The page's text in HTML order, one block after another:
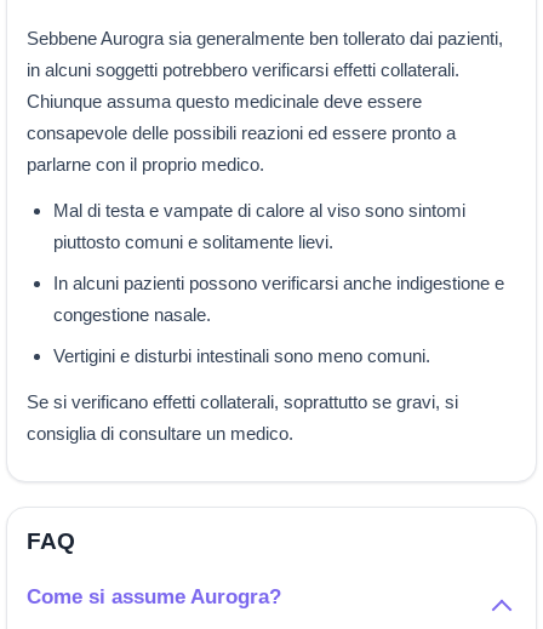
Sebbene Aurogra sia generalmente ben tollerato dai pazienti,
in alcuni soggetti potrebbero verificarsi effetti collaterali.
Chiunque assuma questo medicinale deve essere
consapevole delle possibili reazioni ed essere pronto a
parlarne con il proprio medico.
Mal di testa e vampate di calore al viso sono sintomi
piuttosto comuni e solitamente lievi.
In alcuni pazienti possono verificarsi anche indigestione e
congestione nasale.
Vertigini e disturbi intestinali sono meno comuni.
Se si verificano effetti collaterali, soprattutto se gravi, si
consiglia di consultare un medico.
FAQ
Come si assume Aurogra?